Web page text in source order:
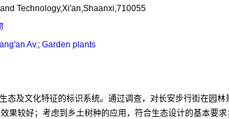
Technology,Xi'an,Shaanxi,710055
Av.; Garden plants
态及文化特征的标识系统。通过调查，对长安步行街在园
果较好；考虑到乡土树种的应用，符合生态设计的基本要